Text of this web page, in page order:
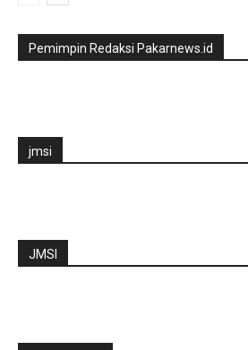
Pemimpin Redaksi Pakarnews.id
jmsi
JMSI